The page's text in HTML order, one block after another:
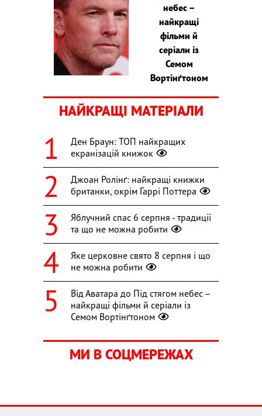
небес –
найкращі
фільми й
серіали із
Семом
Вортінґтоном
НАЙКРАЩІ МАТЕРІАЛИ
Ден Браун: ТОП найкращих
екранізацій книжок
Джоан Ролінґ: найкращі книжки
британки, окрім Гаррі Поттера
Яблучний спас 6 серпня - традиції
та що не можна робити
Яке церковне свято 8 серпня і що
не можна робити
Від Аватара до Під стягом небес –
найкращі фільми й серіали із
Семом Вортінґтоном
МИ В СОЦМЕРЕЖАХ